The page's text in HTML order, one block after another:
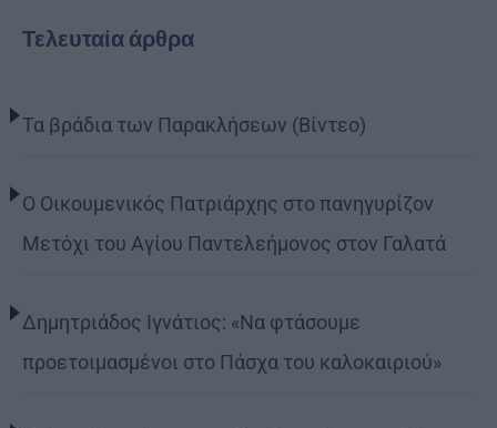
Τελευταία άρθρα
Τα βράδια των Παρακλήσεων (Βίντεο)
Ο Οικουμενικός Πατριάρχης στο πανηγυρίζον
Μετόχι του Αγίου Παντελεήμονος στον Γαλατά
Δημητριάδος Ιγνάτιος: «Να φτάσουμε
προετοιμασμένοι στο Πάσχα του καλοκαιριού»